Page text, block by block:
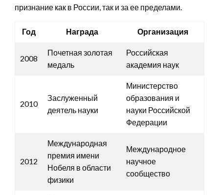
признание как в России, так и за ее пределами.
Год Награда Организация
2008
Почетная золотая
медаль
Российская
академия наук
2010
Заслуженный
деятель науки
Министерство
образования и
науки Российской
Федерации
2012
Международная
премия имени
Нобеля в области
физики
Международное
научное
сообщество